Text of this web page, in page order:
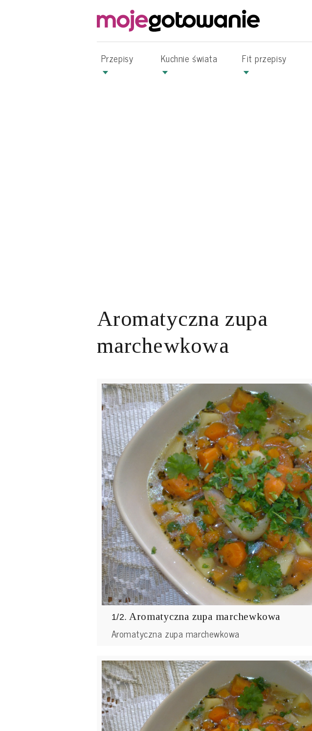
Przepisy Kuchnie świata Fit przepisy
Aromatyczna zupa
marchewkowa
1/2. Aromatyczna zupa marchewkowa
Aromatyczna zupa marchewkowa